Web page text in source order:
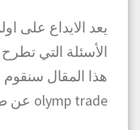
يعد الايداع على
الأسئلة التي
هذا المقال سنقوم
olymp trade عن طريق فوري